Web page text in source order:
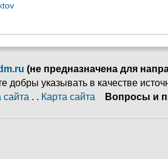
(не предназначена для
добры указывать в качестве
сайта . . Карта сайта
Вопросы и